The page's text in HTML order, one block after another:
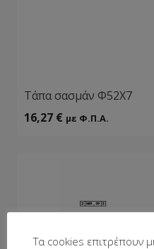
Τάπα σασμάν Φ52Χ7
16,27 € με Φ.Π.Α.
Τα cookies επιτρέπουν